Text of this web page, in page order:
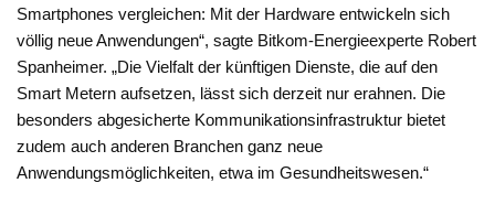
Smartphones vergleichen: Mit der Hardware entwickeln sich
völlig neue Anwendungen“, sagte Bitkom-Energieexperte Robert
Spanheimer. „Die Vielfalt der künftigen Dienste, die auf den
Smart Metern aufsetzen, lässt sich derzeit nur erahnen. Die
besonders abgesicherte Kommunikationsinfrastruktur bietet
zudem auch anderen Branchen ganz neue
Anwendungsmöglichkeiten, etwa im Gesundheitswesen.“